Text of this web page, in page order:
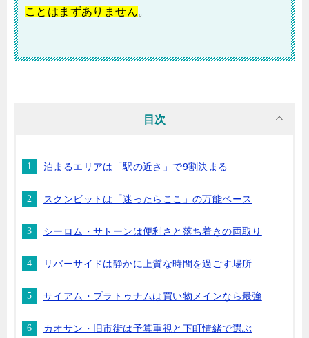
ことはまずありません。
目次
泊まるエリアは「駅の近さ」で9割決まる
スクンビットは「迷ったらここ」の万能ベース
シーロム・サトーンは便利さと落ち着きの両取り
リバーサイドは静かに上質な時間を過ごす場所
サイアム・プラトゥナムは買い物メインなら最強
カオサン・旧市街は予算重視と下町情緒で選ぶ